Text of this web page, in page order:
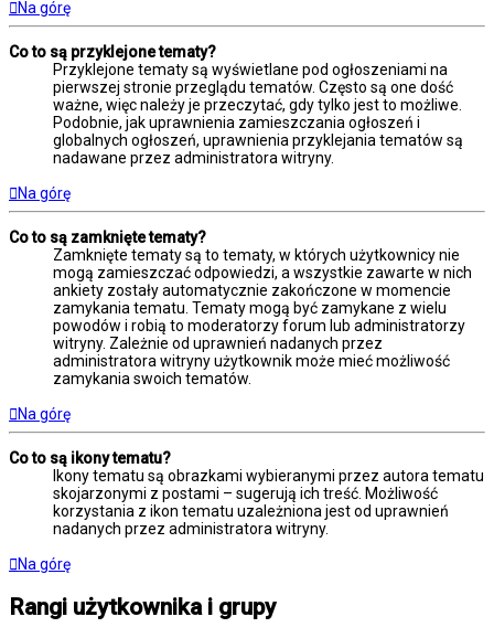
Na górę
Co to są przyklejone tematy?
Przyklejone tematy są wyświetlane pod ogłoszeniami na
pierwszej stronie przeglądu tematów. Często są one dość
ważne, więc należy je przeczytać, gdy tylko jest to możliwe.
Podobnie, jak uprawnienia zamieszczania ogłoszeń i
globalnych ogłoszeń, uprawnienia przyklejania tematów są
nadawane przez administratora witryny.
Na górę
Co to są zamknięte tematy?
Zamknięte tematy są to tematy, w których użytkownicy nie
mogą zamieszczać odpowiedzi, a wszystkie zawarte w nich
ankiety zostały automatycznie zakończone w momencie
zamykania tematu. Tematy mogą być zamykane z wielu
powodów i robią to moderatorzy forum lub administratorzy
witryny. Zależnie od uprawnień nadanych przez
administratora witryny użytkownik może mieć możliwość
zamykania swoich tematów.
Na górę
Co to są ikony tematu?
Ikony tematu są obrazkami wybieranymi przez autora tematu
skojarzonymi z postami – sugerują ich treść. Możliwość
korzystania z ikon tematu uzależniona jest od uprawnień
nadanych przez administratora witryny.
Na górę
Rangi użytkownika i grupy